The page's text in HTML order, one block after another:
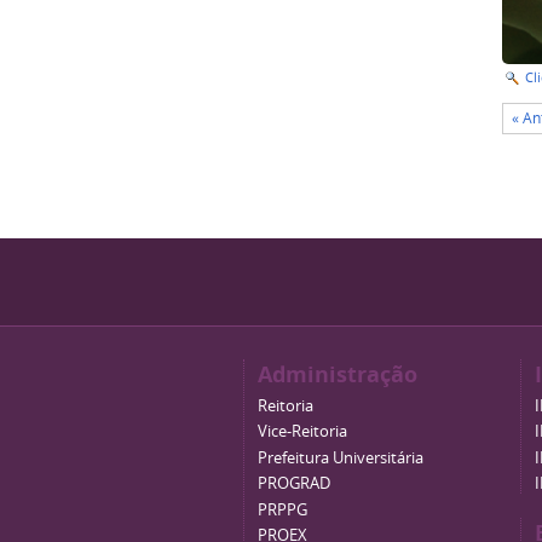
«
Administração
Reitoria
Vice-Reitoria
Prefeitura Universitária
PROGRAD
PRPPG
PROEX